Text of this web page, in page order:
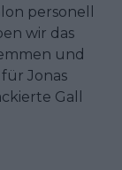
personell
wir das
und
Jonas
Gall